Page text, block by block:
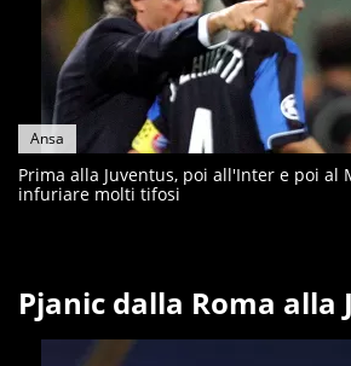
Ansa
Prima alla Juventus, poi all'Inter e poi al
infuriare molti tifosi
Pjanic dalla Roma alla